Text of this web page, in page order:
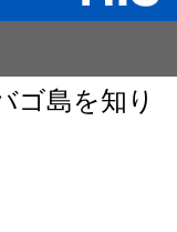
ゴ島を知り